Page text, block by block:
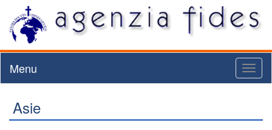
Menu
Asie